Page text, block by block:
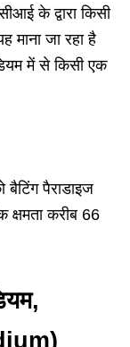
के द्वारा किसी
माना जा रहा है
में से किसी एक
पैराडाइज
क्षमता करीब 66